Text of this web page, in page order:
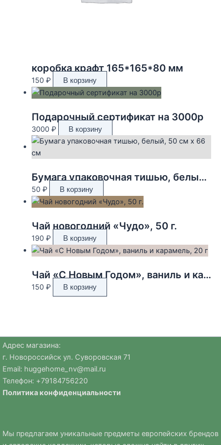
коробка крафт 165*165*80 мм
150 ₽ В корзину
Подарочный сертификат на 3000р
3000 ₽ В корзину
Бумага упаковочная тишью, белый, 50 см х 66 см
50 ₽ В корзину
Чай новогодний «Чудо», 50 г.
190 ₽ В корзину
Чай «С Новым Годом», ваниль и карамель, 20 г
150 ₽ В корзину
Адрес магазина:
г. Новороссийск ул. Суворовская 71
Email: huggehome_nv@mail.ru
Телефон: +79184756220
Политика конфиденциальности
Мы предлагаем уникальные предметы европейских брендов